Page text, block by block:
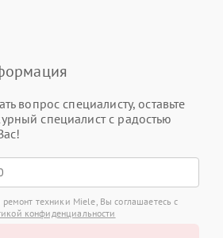
вопрос специалисту, оставьте
специалист с радостью
техники Miele, Вы соглашаетесь с
конфиденциальности